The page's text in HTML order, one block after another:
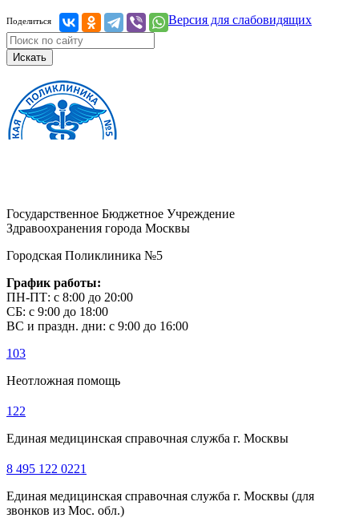
Поделиться Версия для слабовидящих
Искать
Государственное Бюджетное Учреждение
Здравоохранения города Москвы
Городская Поликлиника №5
График работы:
ПН-ПТ: с 8:00 до 20:00
СБ: с 9:00 до 18:00
ВС и праздн. дни: с 9:00 до 16:00
103
Неотложная помощь
122
Единая медицинская справочная служба г. Москвы
8 495 122 0221
Единая медицинская справочная служба г. Москвы (для
звонков из Мос. обл.)